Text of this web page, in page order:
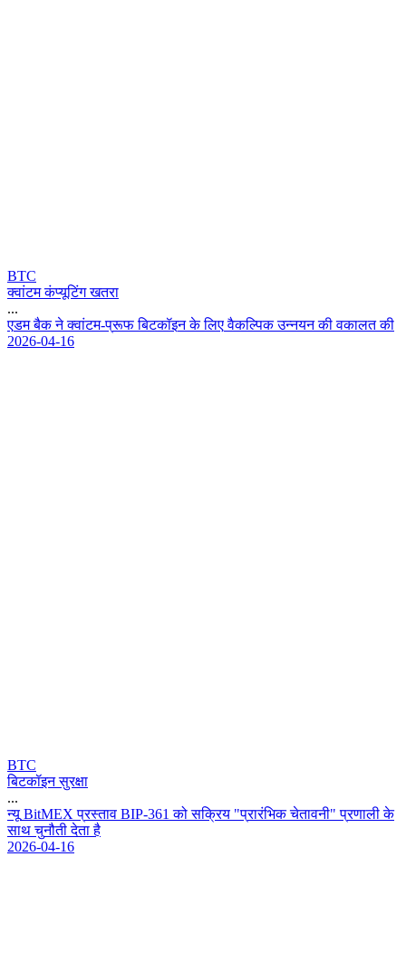
BTC
क्वांटम कंप्यूटिंग खतरा
...
एडम बक न कवटम-परफ बटकइन क लए वकलक उननयन क वकलत क
2026-04-16
BTC
बिटकॉइन सुरक्षा
...
नय BitMEX परसतव BIP-361 क सकय "पररभक चतवन" परणल क
सथ चनत दत ह
2026-04-16